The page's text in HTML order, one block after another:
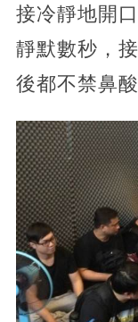
接冷靜地開
靜默數秒，
後都不禁鼻酸